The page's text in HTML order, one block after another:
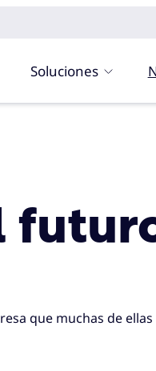
Soluciones
que muchas de ellas